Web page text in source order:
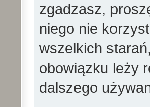
zgadzasz,
niego nie
wszelkich
obowiązku leży
dalszego